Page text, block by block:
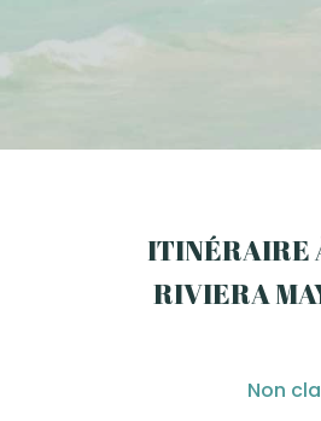
ITINÉRAIRE
RIVIERA
Non